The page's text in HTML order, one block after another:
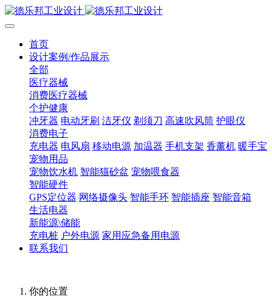
首页
设计案例/作品展示
全部
医疗器械
消费医疗器械
个护健康
冲牙器 电动牙刷 洁牙仪 剃须刀 高速吹风筒 护眼仪
消费电子
充电器 电风扇 移动电源 加温器 手机支架 香薰机 暖手宝
宠物用品
宠物饮水机 智能猫砂盆 宠物喂食器
智能硬件
GPS定位器 网络摄像头 智能手环 智能插座 智能音箱
生活电器
新能源\储能
充电桩 户外电源 家用应急备用电源
联系我们
你的位置